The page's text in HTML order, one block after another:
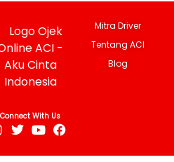
Connect With Us
Mitra Driver
Tentang ACI
Blog